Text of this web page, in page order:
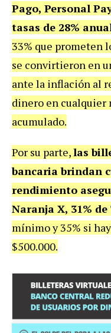
Pago, Personal
tasas de 28%
33% que prometen
se convirtieron en
ante la inflación al
dinero en
acumulado.
Por su parte,las
bancaria brindan
rendimiento
Naranja X, 31% de
mínimo y 35% si
$500.000.